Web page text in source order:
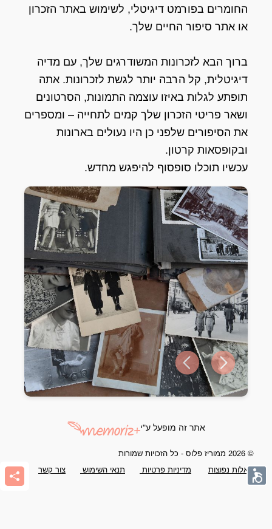
החומרים בפורמט דיגיטלי, לשימוש באתר הזכרון
או אתר סיפור החיים שלך.
ברוך הבא לזכרונות המשודרגים שלך, עם מדיה
דיגיטלית, קל הרבה יותר לגשת לזכרונות. אתה
תופתע לגלות באיזו עוצמה התמונות, הסרטונים
ושאר פריטי הזכרון שלך קמים לתחייה – ומספרים
את הסיפורים שלפני כן היו נעולים בארונות
ובקופסאות קרטון.
עכשיו תוכלו סופסוף להיפגש מחדש.
Previous slideNext slide
אתר זה מופעל ע"י
© 2026 ממוריז פלוס - כל הזכויות שמורות
שאלות נפוצות
מדיניות פרטיות תנאי השימוש צור קשר